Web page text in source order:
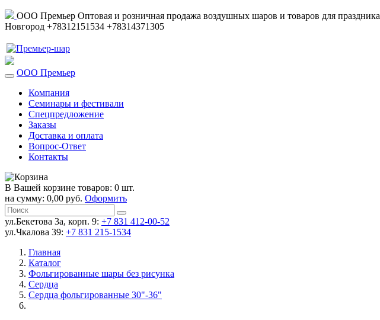
ООО Премьер Оптовая и розничная продажа воздушных шаров и товаров для праздника
Новгород +78312151534 +78314371305
ООО Премьер
Компания
Семинары и фестивали
Спецпредложение
Заказы
Доставка и оплата
Вопрос-Ответ
Контакты
В Вашей корзине товаров: 0 шт.
на сумму: 0,00 руб. Оформить
ул.Бекетова 3а, корп. 9: +7 831 412-00-52
ул.Чкалова 39: +7 831 215-1534
Главная
Каталог
Фольгированные шары без рисунка
Сердца
Сердца фольгированные 30"-36"